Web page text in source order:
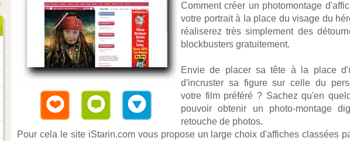
Comment créer un photomontage
votre portrait à la place du visage du
réaliserez très simplement des
blockbusters gratuitement.
Envie de placer sa tête à la place
d'incruster sa figure sur celle du
votre film préféré ? Sachez qu'en
pouvoir obtenir un photo-montage
retouche de photos.
Pour cela le site iStarin.com vous propose un large choix d'affiches classées